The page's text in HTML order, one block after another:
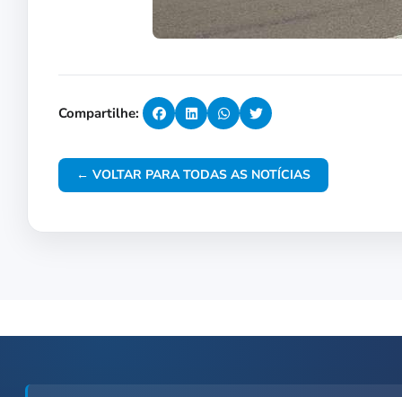
Compartilhe:
← VOLTAR PARA TODAS AS NOTÍCIAS